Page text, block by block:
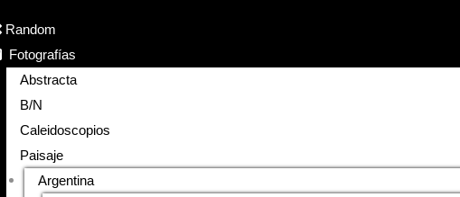
Random
Fotografías
Abstracta
B/N
Caleidoscopios
Paisaje
Argentina